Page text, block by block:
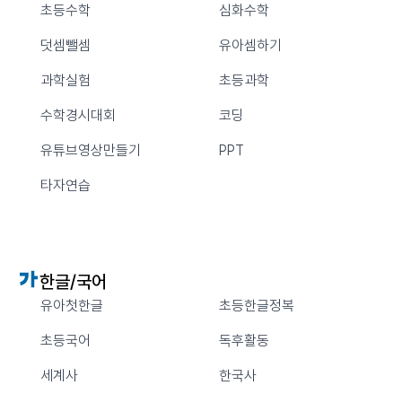
초등수학 심화수학
덧셈뺄셈 유아셈하기
과학실험 초등과학
수학경시대회 코딩
유튜브영상만들기 PPT
타자연습
한글/국어
유아첫한글 초등한글정복
초등국어 독후활동
세계사 한국사